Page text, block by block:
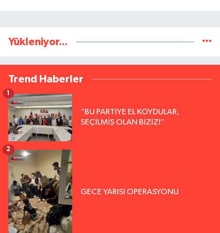
Yükleniyor...
Trend Haberler
“BU PARTİYE EL KOYDULAR,
SEÇİLMİŞ OLAN BİZİZ!”
1
GECE YARISI OPERASYONU
2